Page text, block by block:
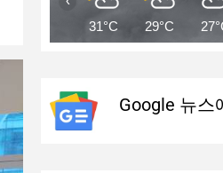
31°C 29°C
Google 뉴스